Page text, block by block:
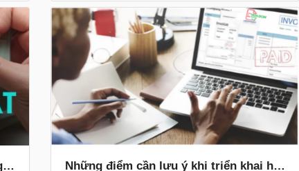
Mức giảm thuế suất GTGT từ 10% xuống còn
8% nhưng không áp dụng cho tất cả các mặt
hàng khiến doanh nghiệp gặp không ít lúng túng
trong những ngày đầu áp dụng.
Từ hôm nay mùng 1 Tết, chính thức giảm thuế VAT còn 8%
Những điểm cần lưu ý khi triển khai hóa đơn điện tử đối với hộ, cá nhân kinh doanh